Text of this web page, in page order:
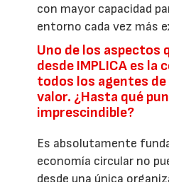
con mayor capacidad
entorno cada vez más
Uno de los aspectos
desde IMPLICA es la
todos los agentes de
valor. ¿Hasta qué
imprescindible?
Es absolutamente
economía circular no